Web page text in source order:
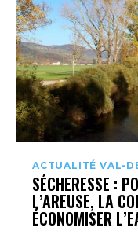
ACTUALITÉ VAL-
SÉCHERESSE :
L’AREUSE, LA
ÉCONOMISER